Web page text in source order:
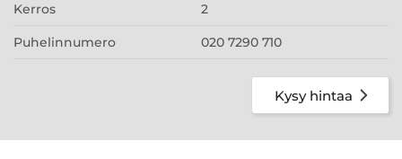
Kerros 2
Puhelinnumero 020 7290 710
Kysy hintaa